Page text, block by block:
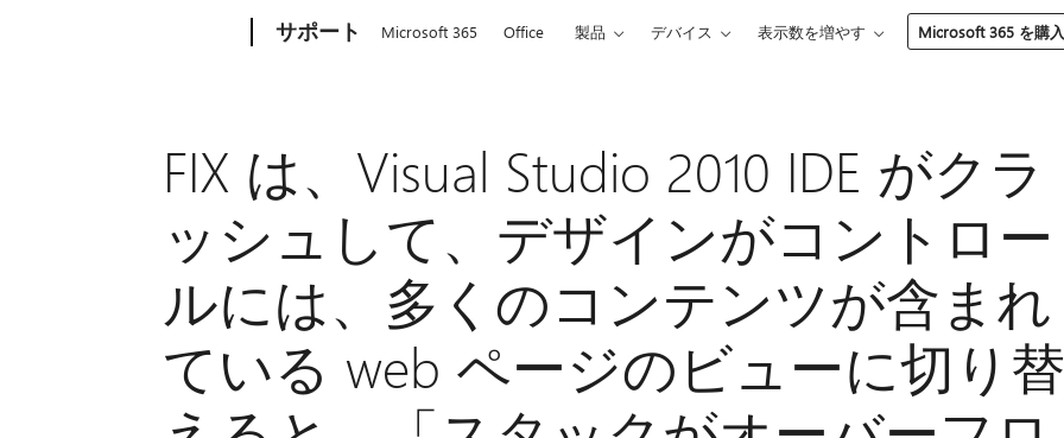
サポート Microsoft 365 Office 製品 デバイス 表示数を増やす Microsoft 365 を購入
FIX は、Visual Studio 2010 IDE がクラ
ッシュして、デザインがコントロー
ルには、多くのコンテンツが含まれ
ている web ページのビューに切り替